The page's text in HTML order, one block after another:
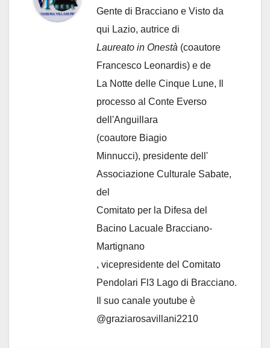
Gente di Bracciano e Visto da
qui Lazio, autrice di
Laureato in Onestà (coautore
Francesco Leonardis) e de
La Notte delle Cinque Lune, Il
processo al Conte Everso
dell'Anguillara
(coautore Biagio
Minnucci), presidente dell'
Associazione Culturale Sabate,
del
Comitato per la Difesa del
Bacino Lacuale Bracciano-
Martignano
, vicepresidente del Comitato
Pendolari Fl3 Lago di Bracciano.
Il suo canale youtube è
@graziarosavillani2210